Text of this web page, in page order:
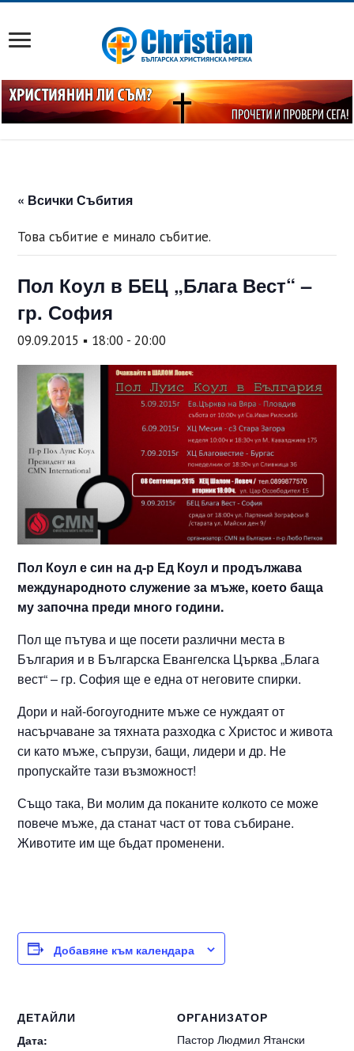
« Всички Събития
Това събитие е минало събитие.
Пол Коул в БЕЦ „Блага Вест“ –
гр. София
09.09.2015 ▪ 18:00 -20:00
Пол Коул е син на д-р Ед Коул и продължава
международното служение за мъже, което баща
му започна преди много години.
Пол ще пътува и ще посети различни места в
България и в Българска Евангелска Църква „Блага
вест“ – гр. София ще е една от неговите спирки.
Дори и най-богоугодните мъже се нуждаят от
насърчаване за тяхната разходка с Христос и живота
си като мъже, съпрузи, бащи, лидери и др. Не
пропускайте тази възможност!
Също така, Ви молим да поканите колкото се може
повече мъже, да станат част от това събиране.
Животите им ще бъдат променени.
Добавяне към календара
ДЕТАЙЛИ
Дата:
ОРГАНИЗАТОР
Пастор Людмил Ятански